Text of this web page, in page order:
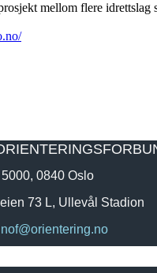
mellom flere
0840 Oslo
73 L, Ullevål Stadion
nof@orientering.no